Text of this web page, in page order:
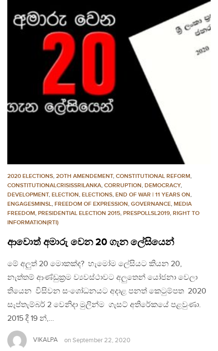
2020 ELECTIONS, 2OTH AMENDEMENT, CONSTITUTIONAL REFORM,
CONSTITUTIONALCRISISSRILANKA, CORRUPTION, DEMOCRACY,
DEVELOPMENT, ELECTION, ELECTIONS, END OF WAR | 11 YEARS ON,
ENGAGESMINSL, FREEDOM OF EXPRESSION, GOVERNANCE, MEDIA
FREEDOM, PRESIDENTIAL ELECTION 2015, PRESPOLLSL2019, RIGHT TO
INFORMATION(RTI)
ආවොත් අමාරු වෙන 20 ගැන ලේසියෙන්
මේ අලුත් 20 මොකක්ද? හැමෝම ලේසියට කියන 20,
නැත්තම් ආණ්ඩුක‍්‍රම ව්‍යවස්ථාවට අලුතෙන් යෝජනා වෙලා
තියෙන විසිවන සංශෝධනයට අදාළ පනත් කෙටුම්පත 2020
සැප්තැම්බර් 2 වෙනිදා මුලින්ම ගැසට් අතිරේකයේ පළවුණා.
2015 දී 19 න්,…
VIKALPA on September 22, 2020